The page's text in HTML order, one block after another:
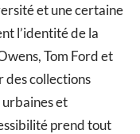
et une certaine
l’identité de la
Tom Ford et
des collections
et
prend tout